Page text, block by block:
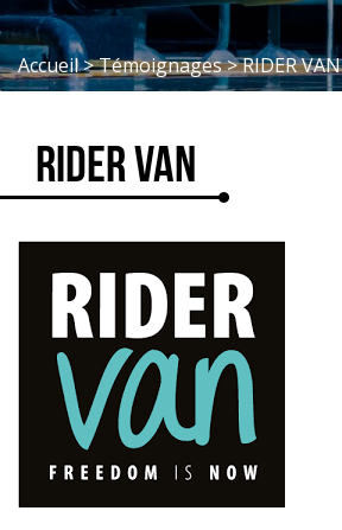
Accueil>Témoignages>RIDER VAN
RIDER VAN